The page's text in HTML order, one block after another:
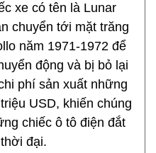
xe có tên là Lunar
chuyển tới mặt trăng
năm 1971-1972 để
động và bị bỏ lại
phí sản xuất những
USD, khiến chúng
chiếc ô tô điện đắt
đại.